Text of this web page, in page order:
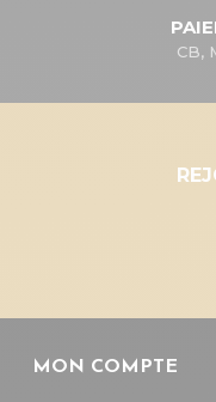
CB,
MON COMPTE